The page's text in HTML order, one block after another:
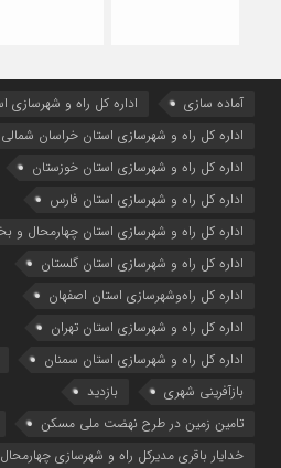
آماده سازی
اداره كل راه و
اداره كل راه و شهرسازي استان خراسان شمالي
اداره كل راه و شهرسازي استان خوزستان
اداره كل راه و شهرسازي استان فارس
اداره كل راه و شهرسازي استان چهارمحال و
اداره كل راه و شهرسازي استان گلستان
اداره كل راه‌و‌شهرسازي استان اصفهان
اداره کل راه و شهرسازی استان تهران
اداره کل راه و شهرسازی استان سمنان
بازآفرینی شهری
بازدید
تامین زمین در طرح نهضت ملی مسکن
خدایار باقری مدیرکل راه و شهرسازی